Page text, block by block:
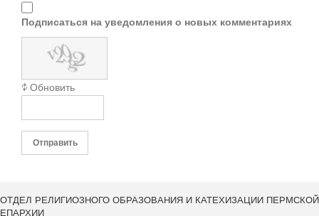
Подписаться на уведомления о новых комментариях
Обновить
Отправить
ОТДЕЛ РЕЛИГИОЗНОГО ОБРАЗОВАНИЯ И КАТЕХИЗАЦИИ ПЕРМСКОЙ
ЕПАРХИИ